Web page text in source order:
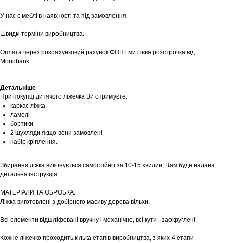
У нас є меблі в наявності та під замовлення.
Швидкі терміни виробництва.
Оплата через розрахунковий рахунок ФОП і миттєва розстрочка від
Monobank.
Детальніше
При покупці дитячого ліжечка Ви отримуєте:
каркас ліжка
ламелі
бортики
2 шухляди якщо вони замовлені
набір кріплення.
Збирання ліжка виконується самостійно за 10-15 хвилин. Вам буде надана
детальна інструкція.
МАТЕРІАЛИ ТА ОБРОБКА:
Ліжка виготовлені з добірного масиву дерева вільхи.
Всі елементи відшліфовані вручну і механічно, всі кути - заокруглені.
Кожне ліжечко проходить кілька етапів виробництва, з яких 4 етапи